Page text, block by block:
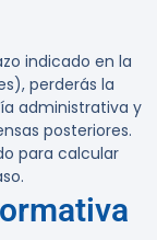
indicado en la
perderás la
administrativa y
posteriores.
para calcular